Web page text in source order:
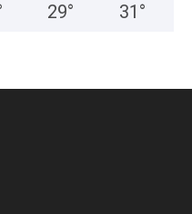
29° 31 °